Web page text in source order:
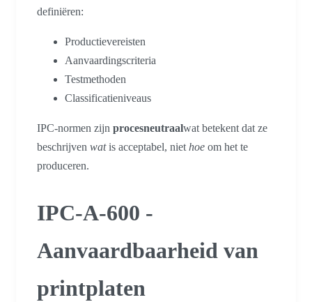
definiëren:
Productievereisten
Aanvaardingscriteria
Testmethoden
Classificatieniveaus
IPC-normen zijn procesneutraalwat betekent dat ze
beschrijven watis acceptabel, niet hoe om het te
produceren.
IPC-A-600 -
Aanvaardbaarheid van
printplaten